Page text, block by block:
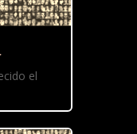
el